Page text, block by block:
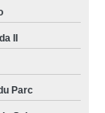
II
Parc